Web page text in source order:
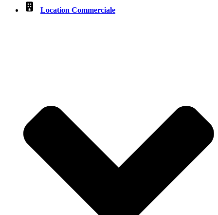
Location Commerciale